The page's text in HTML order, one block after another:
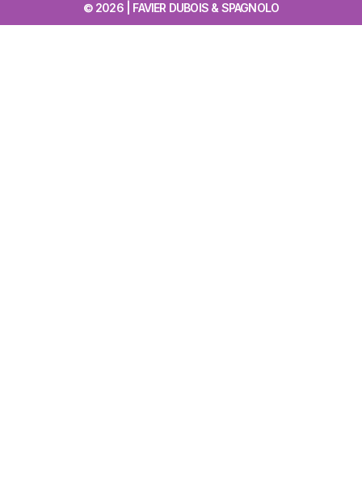
© 2026 | FAVIER DUBOIS & SPAGNOLO